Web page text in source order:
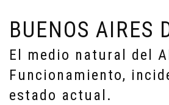
BUENOS AIRES
El medio natural del
Funcionamiento,
estado actual.